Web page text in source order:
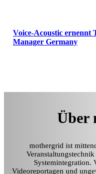
Voice-Acoustic ernennt
Manager Germany
Über
mothergrid ist
Systemintegration.
Videoreportagen und